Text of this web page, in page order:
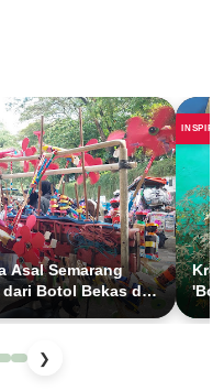
Asal Semarang
Botol Bekas di
❯